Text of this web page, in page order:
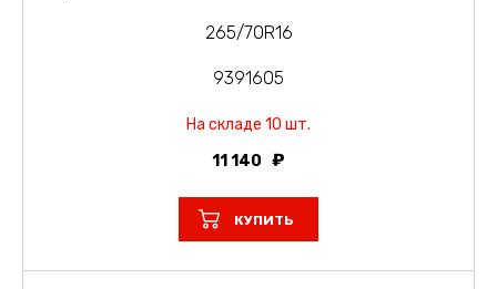
265/70R16
9391605
На складе 10 шт.
11 140
КУПИТЬ